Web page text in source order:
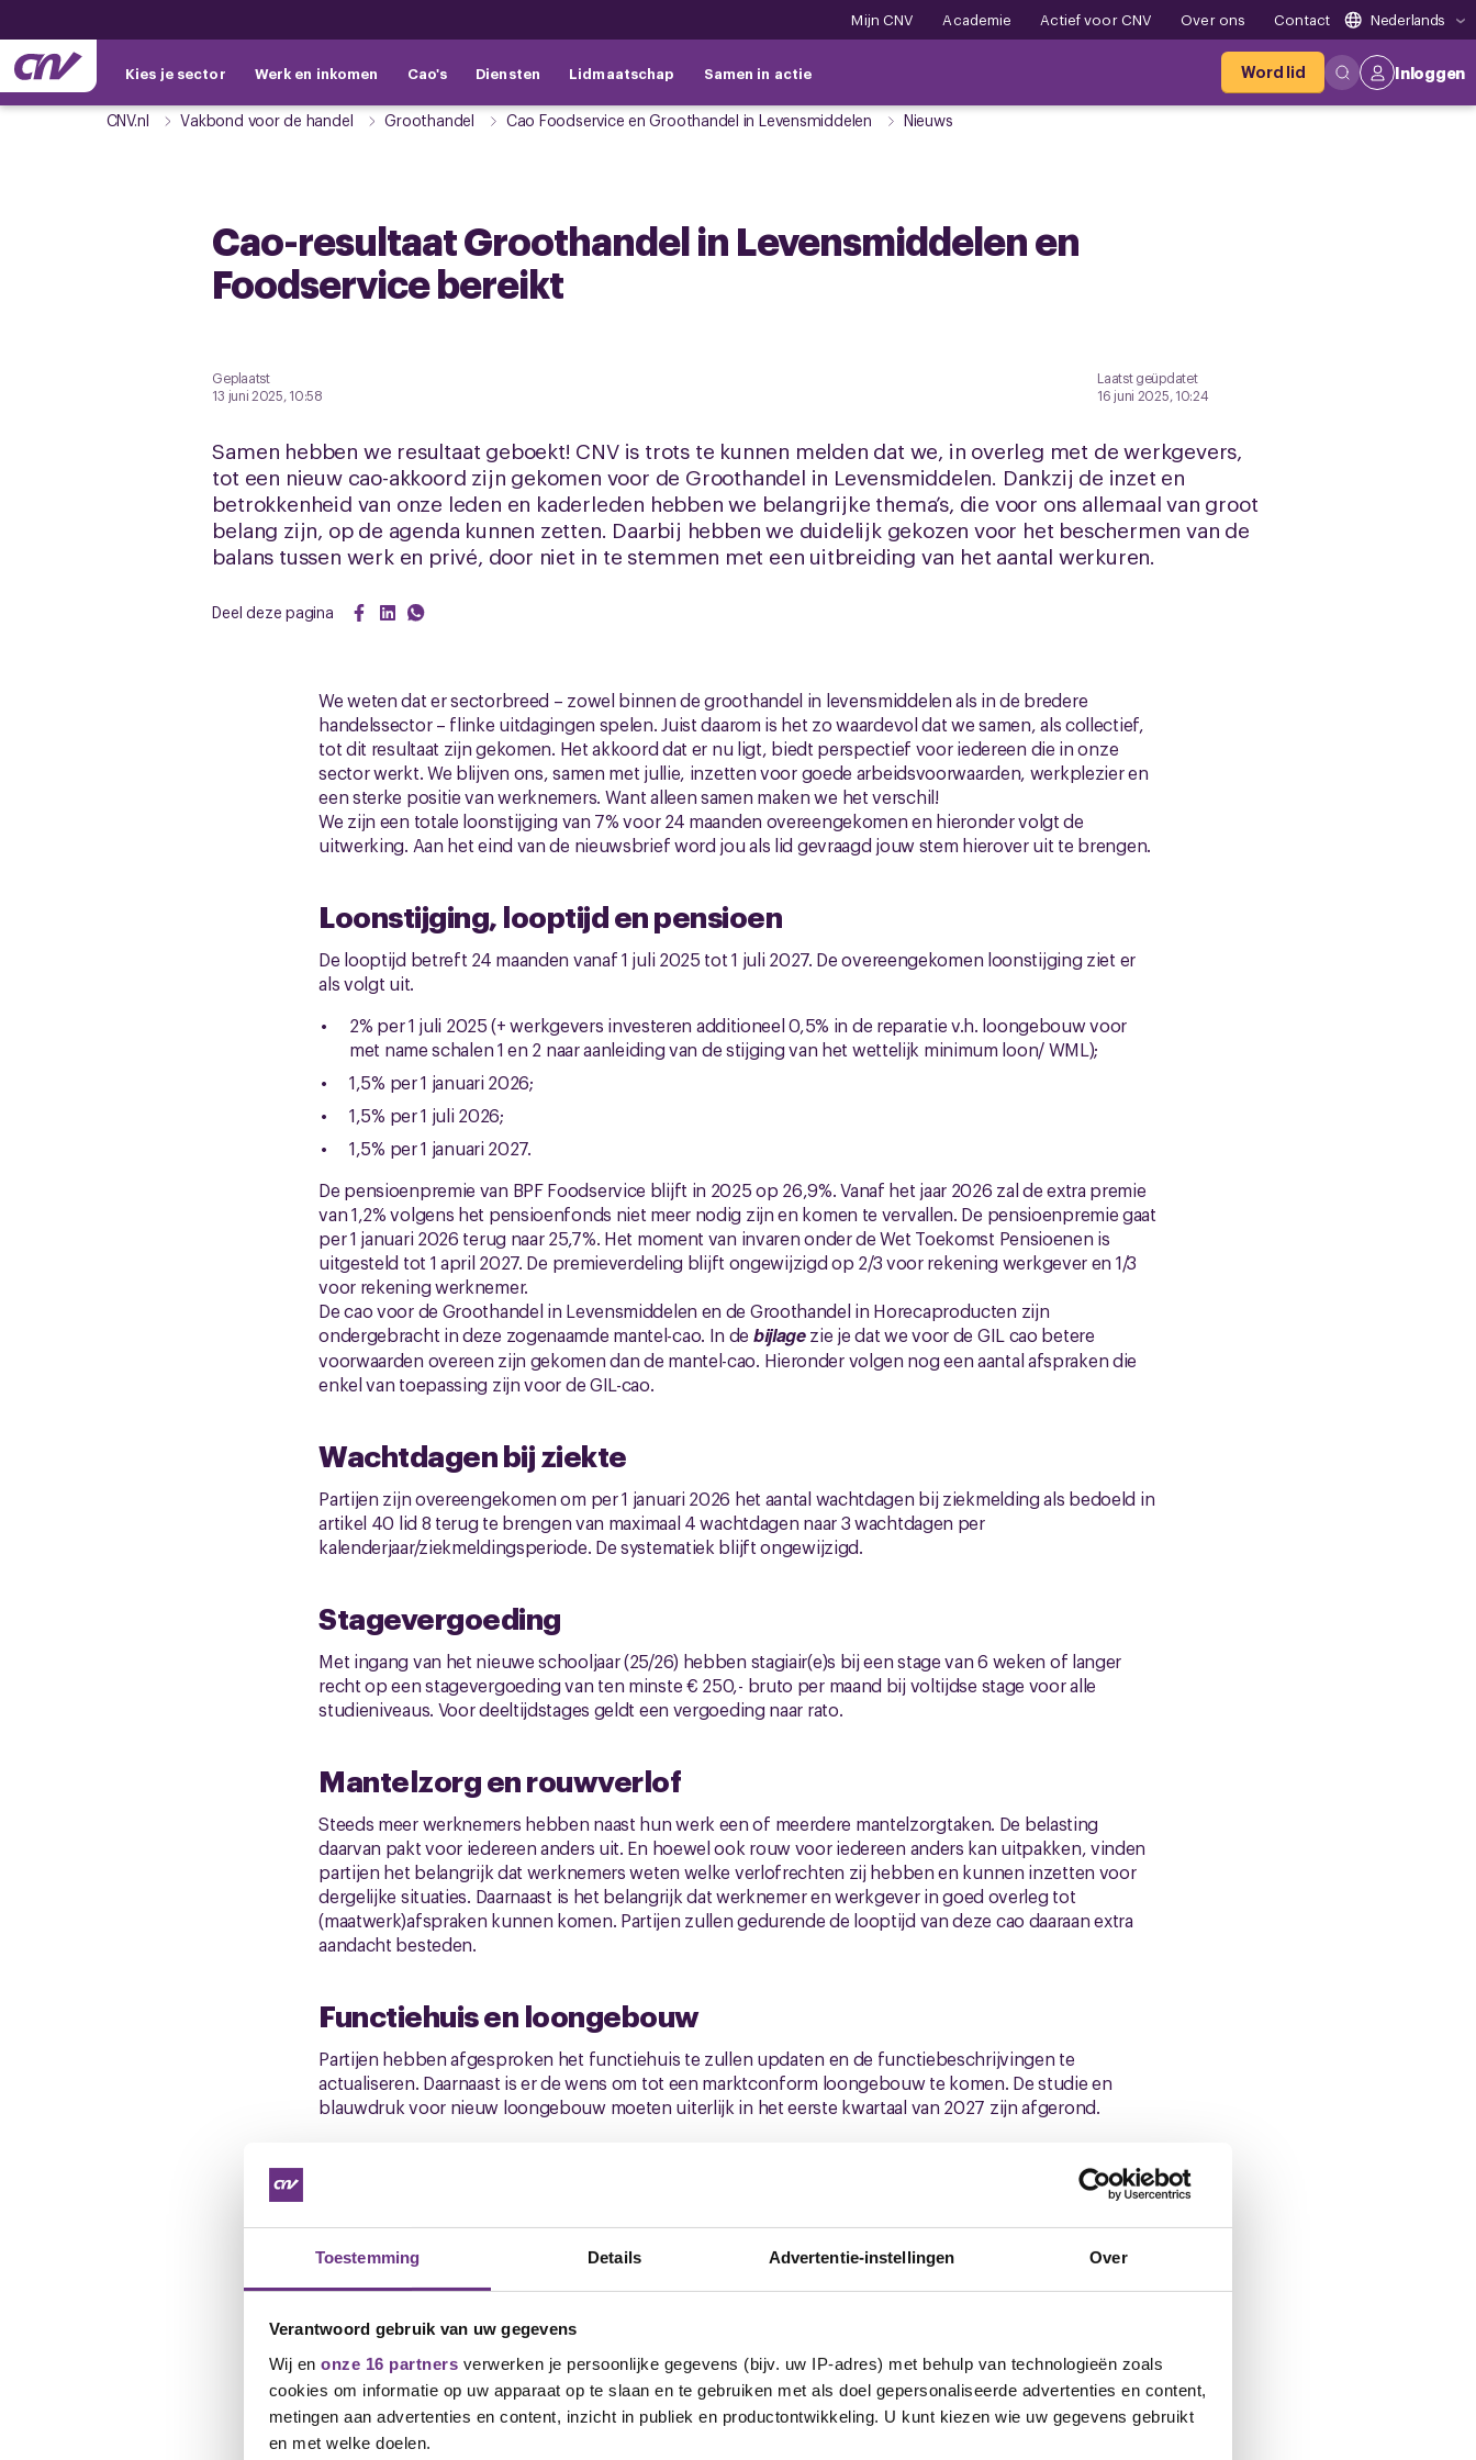
Toestemming Details Advertentie-instellingen Over
Verantwoord gebruik van uw gegevens
Wij en onze 16 partners verwerken je persoonlijke gegevens (bijv. uw IP-adres) met behulp van technologieën zoals
cookies om informatie op uw apparaat op te slaan en te gebruiken met als doel gepersonaliseerde advertenties en content,
metingen aan advertenties en content, inzicht in publiek en productontwikkeling. U kunt kiezen wie uw gegevens gebruikt
en met welke doelen.
Mijn CNV Academie Actief voor CNV Over ons Contact Nederlands
Kies je sector Werk en inkomen Cao's Diensten Lidmaatschap Samen in actie Word lid Inloggen
CNV.nl Vakbond voor de handel Groothandel Cao Foodservice en Groothandel in Levensmiddelen Nieuws
Cao-resultaat Groothandel in Levensmiddelen en
Foodservice bereikt
Geplaatst
13 juni 2025, 10:58
Laatst geüpdatet
16 juni 2025, 10:24
Samen hebben we resultaat geboekt! CNV is trots te kunnen melden dat we, in overleg met de werkgevers,
tot een nieuw cao-akkoord zijn gekomen voor de Groothandel in Levensmiddelen. Dankzij de inzet en
betrokkenheid van onze leden en kaderleden hebben we belangrijke thema’s, die voor ons allemaal van groot
belang zijn, op de agenda kunnen zetten. Daarbij hebben we duidelijk gekozen voor het beschermen van de
balans tussen werk en privé, door niet in te stemmen met een uitbreiding van het aantal werkuren.
Deel deze pagina
We weten dat er sectorbreed – zowel binnen de groothandel in levensmiddelen als in de bredere
handelssector – flinke uitdagingen spelen. Juist daarom is het zo waardevol dat we samen, als collectief,
tot dit resultaat zijn gekomen. Het akkoord dat er nu ligt, biedt perspectief voor iedereen die in onze
sector werkt. We blijven ons, samen met jullie, inzetten voor goede arbeidsvoorwaarden, werkplezier en
een sterke positie van werknemers. Want alleen samen maken we het verschil!
We zijn een totale loonstijging van 7% voor 24 maanden overeengekomen en hieronder volgt de
uitwerking. Aan het eind van de nieuwsbrief word jou als lid gevraagd jouw stem hierover uit te brengen.
Loonstijging, looptijd en pensioen
De looptijd betreft 24 maanden vanaf 1 juli 2025 tot 1 juli 2027. De overeengekomen loonstijging ziet er
als volgt uit.
2% per 1 juli 2025 (+ werkgevers investeren additioneel 0,5% in de reparatie v.h. loongebouw voor
met name schalen 1 en 2 naar aanleiding van de stijging van het wettelijk minimum loon/ WML);
1,5% per 1 januari 2026;
1,5% per 1 juli 2026;
1,5% per 1 januari 2027.
De pensioenpremie van BPF Foodservice blijft in 2025 op 26,9%. Vanaf het jaar 2026 zal de extra premie
van 1,2% volgens het pensioenfonds niet meer nodig zijn en komen te vervallen. De pensioenpremie gaat
per 1 januari 2026 terug naar 25,7%. Het moment van invaren onder de Wet Toekomst Pensioenen is
uitgesteld tot 1 april 2027. De premieverdeling blijft ongewijzigd op 2/3 voor rekening werkgever en 1/3
voor rekening werknemer.
De cao voor de Groothandel in Levensmiddelen en de Groothandel in Horecaproducten zijn
ondergebracht in deze zogenaamde mantel-cao. In de bijlagezie je dat we voor de GIL cao betere
voorwaarden overeen zijn gekomen dan de mantel-cao. Hieronder volgen nog een aantal afspraken die
enkel van toepassing zijn voor de GIL-cao.
Wachtdagen bij ziekte
Partijen zijn overeengekomen om per 1 januari 2026 het aantal wachtdagen bij ziekmelding als bedoeld in
artikel 40 lid 8 terug te brengen van maximaal 4 wachtdagen naar 3 wachtdagen per
kalenderjaar/ziekmeldingsperiode. De systematiek blijft ongewijzigd.
Stagevergoeding
Met ingang van het nieuwe schooljaar (25/26) hebben stagiair(e)s bij een stage van 6 weken of langer
recht op een stagevergoeding van ten minste € 250,- bruto per maand bij voltijdse stage voor alle
studieniveaus. Voor deeltijdstages geldt een vergoeding naar rato.
Mantelzorg en rouwverlof
Steeds meer werknemers hebben naast hun werk een of meerdere mantelzorgtaken. De belasting
daarvan pakt voor iedereen anders uit. En hoewel ook rouw voor iedereen anders kan uitpakken, vinden
partijen het belangrijk dat werknemers weten welke verlofrechten zij hebben en kunnen inzetten voor
dergelijke situaties. Daarnaast is het belangrijk dat werknemer en werkgever in goed overleg tot
(maatwerk)afspraken kunnen komen. Partijen zullen gedurende de looptijd van deze cao daaraan extra
aandacht besteden.
Functiehuis en loongebouw
Partijen hebben afgesproken het functiehuis te zullen updaten en de functiebeschrijvingen te
actualiseren. Daarnaast is er de wens om tot een marktconform loongebouw te komen. De studie en
blauwdruk voor nieuw loongebouw moeten uiterlijk in het eerste kwartaal van 2027 zijn afgerond.
loonstijging genoegen moesten nemen, vooralsnog zijn we hiermee akkoord gegaan en staat het op de
agenda voor de volgende onderhandelingen. Natuurlijk is het nu aan jou en vragen we je positief in te
stemmen met het bereikte resultaat van de loonstijging en kwalitatieve afspraken in lijn met het beleid
van CNV.
Breng je stem uit